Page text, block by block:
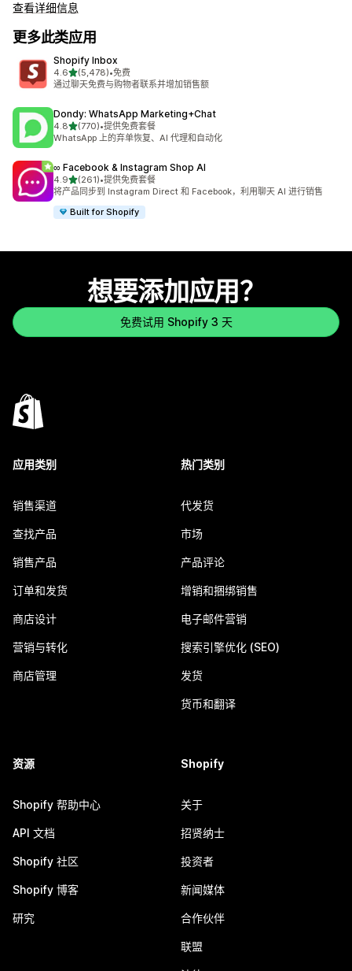
查看详细信息
更多此类应用
Shopify Inbox
4.6星（满分 5 星）
(5,478)
总共 5478 条评论
•免费
通过聊天免费与购物者联系并增加销售额
Dondy: WhatsApp Marketing+Chat
4.8星（满分 5 星）
(770)
总共 770 条评论
•提供免费套餐
WhatsApp 上的弃单恢复、AI 代理和自动化
∞ Facebook & Instagram Shop AI
4.9星（满分 5 星）
(261)
总共 261 条评论
•提供免费套餐
将产品同步到 Instagram Direct 和 Facebook，利用聊天 AI 进行销售
Built for Shopify
想要添加应用？
免费试用 Shopify 3 天
应用类别
销售渠道
查找产品
销售产品
订单和发货
商店设计
营销与转化
商店管理
热门类别
代发货
市场
产品评论
增销和捆绑销售
电子邮件营销
搜索引擎优化 (SEO)
发货
货币和翻译
资源
Shopify 帮助中心
API 文档
Shopify 社区
Shopify 博客
研究
Shopify
关于
招贤纳士
投资者
新闻媒体
合作伙伴
联盟